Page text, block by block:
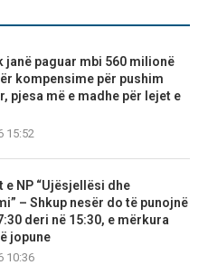
janë paguar mbi 560 milionë
kompensime për pushim
pjesa më e madhe për lejet e
15:52
e NP “Ujësjellësi dhe
– Shkup nesër do të punojnë
deri në 15:30, e mërkura
jopune
10:36